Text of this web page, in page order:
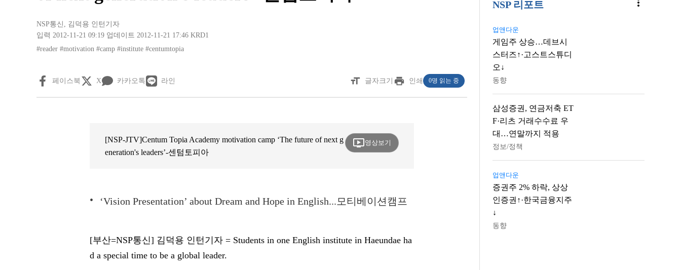
NSP통신 , 김덕용 인턴기자
입력 2012-11-21 09:19 업데이트 2012-11-21 17:46 KRD1
#reader #motivation #camp #institute #centumtopia
페이스북 X 카카오톡 라인 format_size 글자크기 print 인쇄 0명 읽는 중
[NSP-JTV]Centum Topia Academy motivation camp ‘The future of next g
eneration's leaders’-센텀토피아
ondemand_video영상보기
‘Vision Presentation’ about Dream and Hope in English...모티베이션캠프
[부산=NSP통신] 김덕용 인턴기자 = Students in one English institute in Haeundae ha
d a special time to be a global leader.
NSP 리포트 more_vert
업앤다운
게임주 상승…데브시
스터즈↑·고스트스튜디
오↓
동향
삼성증권, 연금저축 ET
F·리츠 거래수수료 우
대…연말까지 적용
정보/정책
업앤다운
증권주 2% 하락, 상상
인증권↑·한국금융지주
↓
동향